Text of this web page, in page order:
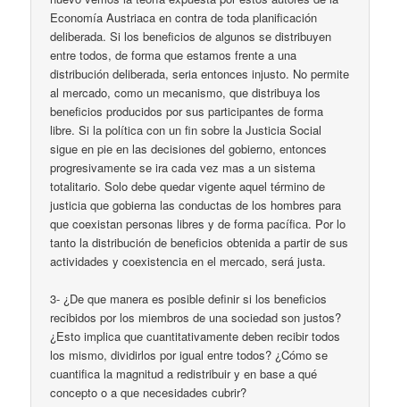
Economía Austriaca en contra de toda planificación
deliberada. Si los beneficios de algunos se distribuyen
entre todos, de forma que estamos frente a una
distribución deliberada, seria entonces injusto. No permite
al mercado, como un mecanismo, que distribuya los
beneficios producidos por sus participantes de forma
libre. Si la política con un fin sobre la Justicia Social
sigue en pie en las decisiones del gobierno, entonces
progresivamente se ira cada vez mas a un sistema
totalitario. Solo debe quedar vigente aquel término de
justicia que gobierna las conductas de los hombres para
que coexistan personas libres y de forma pacífica. Por lo
tanto la distribución de beneficios obtenida a partir de sus
actividades y coexistencia en el mercado, será justa.
3- ¿De que manera es posible definir si los beneficios
recibidos por los miembros de una sociedad son justos?
¿Esto implica que cuantitativamente deben recibir todos
los mismo, dividirlos por igual entre todos? ¿Cómo se
cuantifica la magnitud a redistribuir y en base a qué
concepto o a que necesidades cubrir?